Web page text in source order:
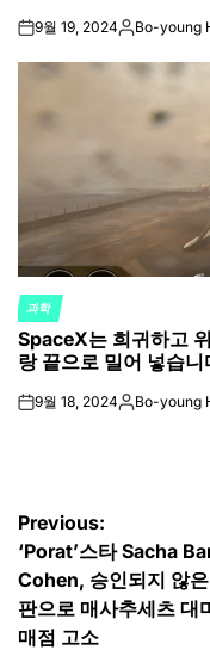
on9월 19, 2024Posted
Bo-young
POSTED
IN
과학
SpaceX는 희귀하고
랑 끝으로 밀어 넣습니
on9월 18, 2024Posted
Bo-young
글
탐
색
Previous:
‘Porat’스타 Sacha
Cohen, 승인되지 않
판으로 매사추세츠 대
매점 고소